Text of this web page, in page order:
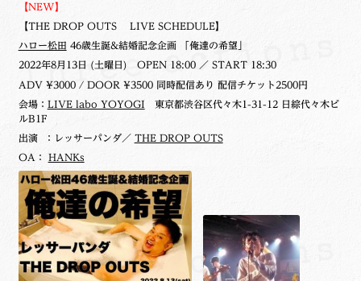
【NEW】
【THE DROP OUTS LIVE SCHEDULE】
ハロー松田 46歳生誕&結婚記念企画 「俺達の希望」
2022年8月13日 (土曜日) OPEN 18:00 ／ START 18:30
ADV ¥3000 / DOOR ¥3500 同時配信あり 配信チケット2500円
会場： LIVE labo YOYOGI 東京都渋谷区代々木1-31-12 日綜代々木ビ
ルB1F
出演 ：レッサーパンダ／ THE DROP OUTS
OA： HANKs